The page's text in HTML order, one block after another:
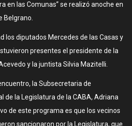
en las Comunas” se realizó anoche en
Belgrano.
los diputados Mercedes de las Casas y
presentes el presidente de la
y la juntista Silvia Mazitelli.
la Subsecretaria de
de la Legislatura de la CABA, Adriana
de este programa es que los vecinos
sancionaron por la Legislatura, que